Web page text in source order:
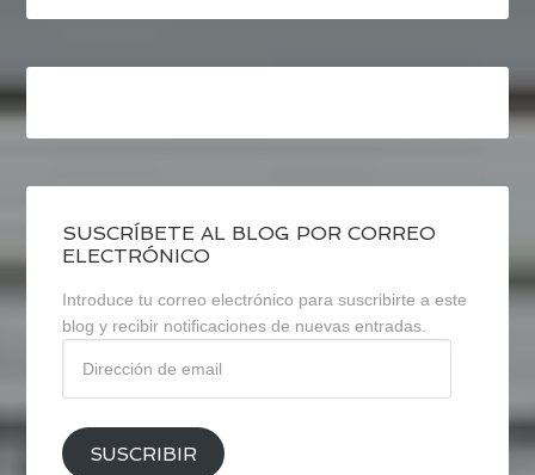
SUSCRÍBETE AL BLOG POR CORREO
ELECTRÓNICO
Introduce tu correo electrónico para suscribirte a este
blog y recibir notificaciones de nuevas entradas.
email
SUSCRIBIR